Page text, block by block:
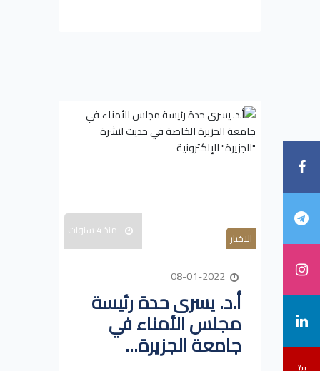
الاخبار منذ 4 سنوات
أ.د. يسرى حدة رئيسة
مجلس الأمناء في
جامعة الجزيرة...